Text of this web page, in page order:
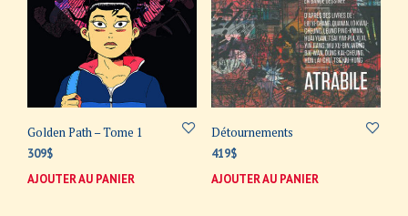
Golden Path – Tome 1
309$
AJOUTER AU PANIER
Détournements
419$
AJOUTER AU PANIER